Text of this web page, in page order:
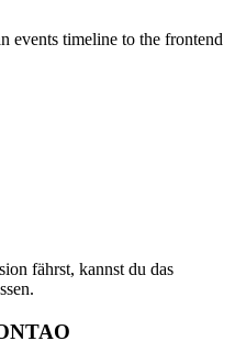
events timeline to the frontend
fährst, kannst du das